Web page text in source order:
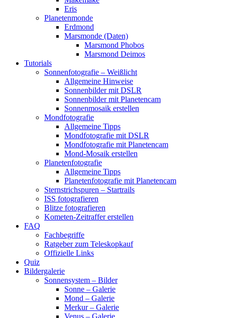
Eris
Planetenmonde
Erdmond
Marsmonde (Daten)
Marsmond Phobos
Marsmond Deimos
Tutorials
Sonnenfotografie – Weißlicht
Allgemeine Hinweise
Sonnenbilder mit DSLR
Sonnenbilder mit Planetencam
Sonnenmosaik erstellen
Mondfotografie
Allgemeine Tipps
Mondfotografie mit DSLR
Mondfotografie mit Planetencam
Mond-Mosaik erstellen
Planetenfotografie
Allgemeine Tipps
Planetenfotografie mit Planetencam
Sternstrichspuren – Startrails
ISS fotografieren
Blitze fotografieren
Kometen-Zeitraffer erstellen
FAQ
Fachbegriffe
Ratgeber zum Teleskopkauf
Offizielle Links
Quiz
Bildergalerie
Sonnensystem – Bilder
Sonne – Galerie
Mond – Galerie
Merkur – Galerie
Venus – Galerie